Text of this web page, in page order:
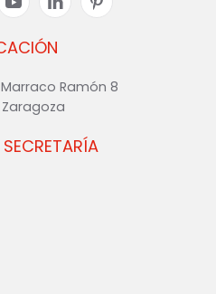
Ramón 8
Zaragoza